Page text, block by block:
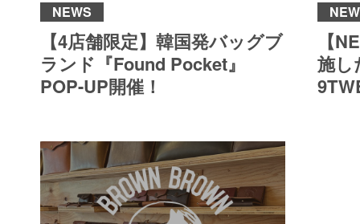
NEWS
【4店舗限定】韓国発バッグブ
ランド『Found Pocket』
POP-UP開催！
【
施し